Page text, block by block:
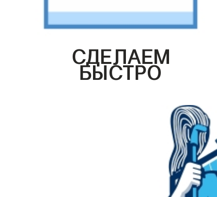
СДЕЛАЕМ
БЫСТРО